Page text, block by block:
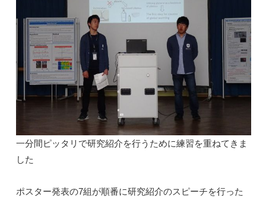
一分間ピッタリで研究紹介を行うために練習を重ねてきま
した
ポスター発表の7組が順番に研究紹介のスピーチを行った